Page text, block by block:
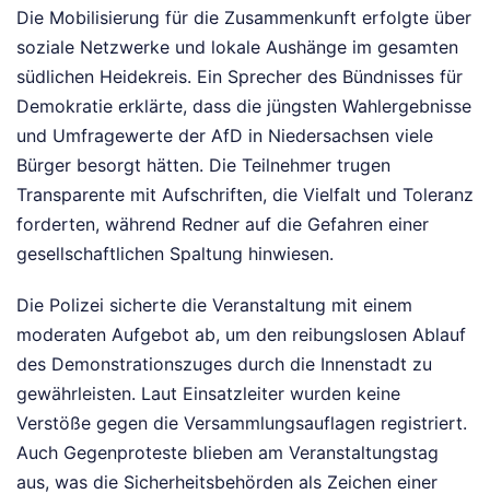
Die Mobilisierung für die Zusammenkunft erfolgte über
soziale Netzwerke und lokale Aushänge im gesamten
südlichen Heidekreis. Ein Sprecher des Bündnisses für
Demokratie erklärte, dass die jüngsten Wahlergebnisse
und Umfragewerte der AfD in Niedersachsen viele
Bürger besorgt hätten. Die Teilnehmer trugen
Transparente mit Aufschriften, die Vielfalt und Toleranz
forderten, während Redner auf die Gefahren einer
gesellschaftlichen Spaltung hinwiesen.
Die Polizei sicherte die Veranstaltung mit einem
moderaten Aufgebot ab, um den reibungslosen Ablauf
des Demonstrationszuges durch die Innenstadt zu
gewährleisten. Laut Einsatzleiter wurden keine
Verstöße gegen die Versammlungsauflagen registriert.
Auch Gegenproteste blieben am Veranstaltungstag
aus, was die Sicherheitsbehörden als Zeichen einer